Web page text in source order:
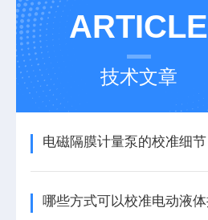
ARTICLE
技术文章
电磁隔膜计量泵的校准细节